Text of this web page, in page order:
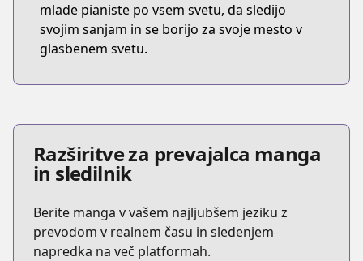
mlade pianiste po vsem svetu, da sledijo
svojim sanjam in se borijo za svoje mesto v
glasbenem svetu.
Razširitve za prevajalca manga
in sledilnik
Berite manga v vašem najljubšem jeziku z
prevodom v realnem času in sledenjem
napredka na več platformah.